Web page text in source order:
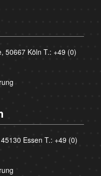
50667 Köln T.: +49 (0)
Essen T.: +49 (0)